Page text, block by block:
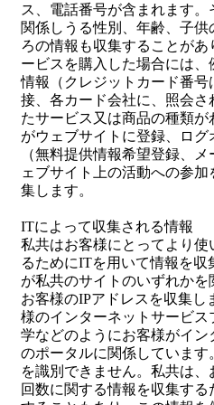
ス、電話番号が含まれます
関係しうる性別、年齢、子
ろの情報も収集することが
ービスを購入した場合には
情報（クレジットカード番
接、各カード会社に、照会
たサービス又は商品の種類
がウェブサイトに登録、ロ
（無料提供情報希望登録、
ェブサイト上の活動への参
集します。
ITによって収集される情報
私共はお客様にとってより
るためにITを用いて情報を
が私共のサイトのいずれかを
お客様のIPアドレスを収集し
様のインターネットサービ
学などのようにお客様がイ
のポータルに関係しています
を識別できません。私共は
回数に関する情報を収集する